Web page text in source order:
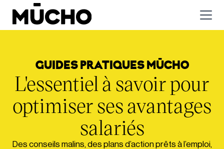
GUIDES PRATIQUES MŪCHO
L'essentiel à savoir pour
optimiser ses avantages
salariés
Des conseils malins, des plans d’action prêts à l’emploi,